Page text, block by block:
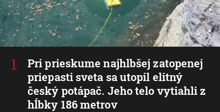
Pri prieskume najhlbšej zatopenej
priepasti sveta sa utopil elitný
český potápač. Jeho telo vytiahli z
hĺbky 186 metrov